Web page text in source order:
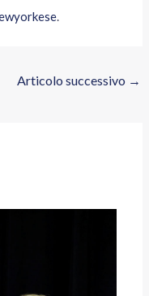
.
Articolo successivo →